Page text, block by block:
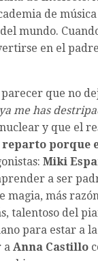
de música
mundo.
en el
que no
me has
y que el
porque
Miki
a ser
magia, más
talentoso del
para estar a
a Anna Castillo